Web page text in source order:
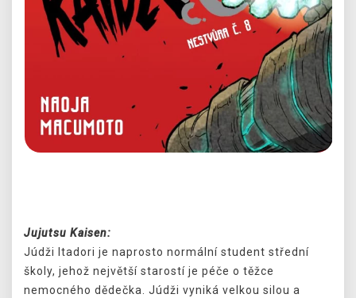
Jujutsu Kaisen:
Júdži Itadori je naprosto normální student střední
školy, jehož největší starostí je péče o těžce
nemocného dědečka. Júdži vyniká velkou silou a